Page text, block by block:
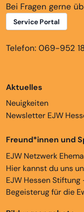
Bei Fragen gerne
Service Portal
Telefon: 069-952
Aktuelles
Neuigkeiten
Newsletter EJW
Freund*innen und
EJW Netzwerk
Hier kannst du uns
EJW Hessen
Begeisterug für die